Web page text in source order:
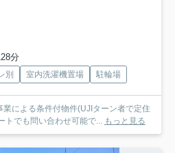
分
別 室内洗濯機置場 駐輪場
による条件付物件(UJIターン者で定住
トでも問い合わせ可能で... もっと見る